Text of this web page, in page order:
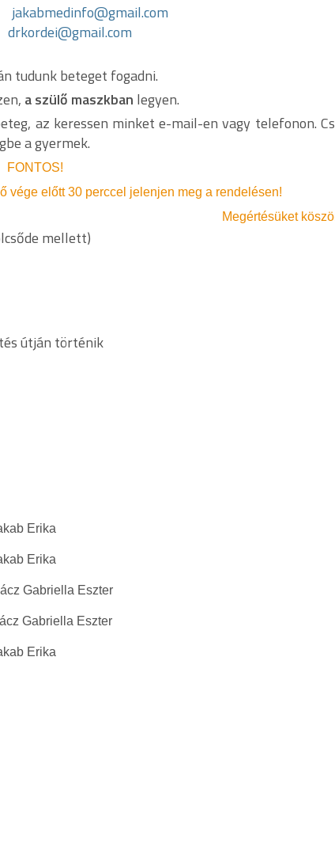
jakabmedinfo@gmail.com
drkordei@gmail.com
tudunk beteget fogadni.
a szülő maszkban legyen.
az keressen minket e-mail-en vagy telefonon.
a gyermek.
FONTOS!
vége előtt 30 perccel jelenjen meg a rendelésen!
Megértésüket
mellett)
útján történik
Erika
Erika
Gabriella Eszter
Eszter
Erika